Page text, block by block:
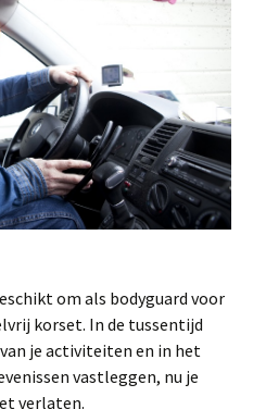
om als bodyguard voor
korset. In de tussentijd
je activiteiten en in het
vastleggen, nu je
verlaten.